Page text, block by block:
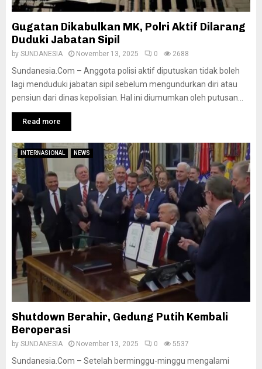
Gugatan Dikabulkan MK, Polri Aktif Dilarang
Duduki Jabatan Sipil
by SUNDANESIA November 13, 2025 0 2688
Sundanesia.Com – Anggota polisi aktif diputuskan tidak boleh
lagi menduduki jabatan sipil sebelum mengundurkan diri atau
pensiun dari dinas kepolisian. Hal ini diumumkan oleh putusan...
Read more
INTERNASIONAL NEWS
Shutdown Berahir, Gedung Putih Kembali
Beroperasi
by SUNDANESIA November 13, 2025 0 5537
Sundanesia.Com – Setelah berminggu-minggu mengalami